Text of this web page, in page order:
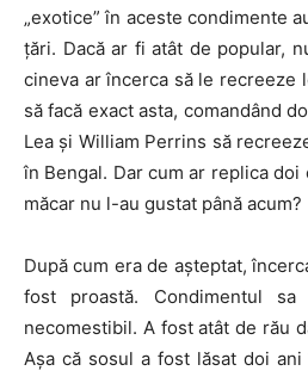
„exotice” în aceste condimente
țări. Dacă ar fi atât de popular,
cineva ar încerca să le recreeze
să facă exact asta, comandând
Lea și William Perrins să
în Bengal. Dar cum ar replica
măcar nu l-au gustat până acum?
După cum era de așteptat,
fost proastă. Condimentul
necomestibil. A fost atât de rău
Așa că sosul a fost lăsat doi